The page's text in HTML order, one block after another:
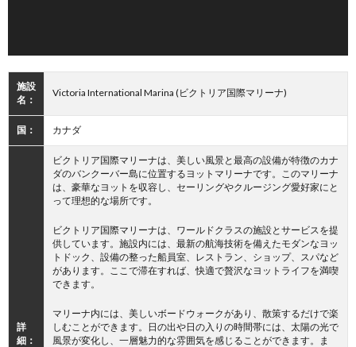
施設
名：
Victoria International Marina (ビクトリア国際マリーナ)
国： カナダ
詳
細：
ビクトリア国際マリーナは、美しい風景と最高の設備が特徴のカナ
ダのバンクーバー島に位置するヨットマリーナです。このマリーナ
は、豪華なヨットを収容し、セーリングやクルージング愛好家にと
って理想的な場所です。
ビクトリア国際マリーナは、ワールドクラスの施設とサービスを提
供しています。施設内には、最新の航海技術を備えたモダンなヨッ
トドック、設備の整った船員室、レストラン、ショップ、スパなど
があります。ここで滞在すれば、快適で贅沢なヨットライフを満喫
できます。
マリーナ内には、美しいボードウォークがあり、散策するだけで楽
しむことができます。日の出や日の入りの時間帯には、太陽の光で
風景が変化し、一層魅力的な雰囲気を感じることができます。ま